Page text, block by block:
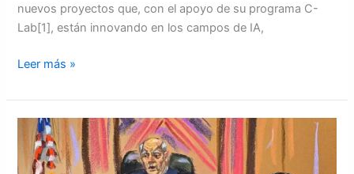
nuevos proyectos que, con el apoyo de su programa C-
Lab[1], están innovando en los campos de IA,
Leer más »
INFOBAE:
Triángulo